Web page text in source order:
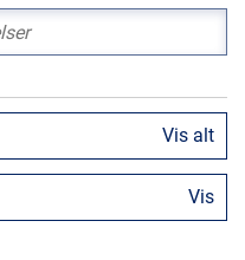
Vis alt
Vis